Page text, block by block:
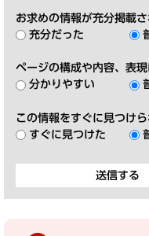
お求めの情報が充分掲載
充分だった
ページの構成や内容、表
分かりやすい
この情報をすぐに見つけ
すぐに見つけた